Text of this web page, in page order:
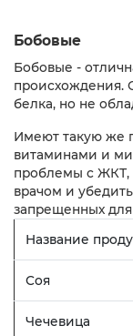
Бобовые
Бобовые -
происхождения.
белка, но не
Имеют такую же
витаминами и
проблемы с ЖКТ,
врачом и
запрещенных для
Название
Соя
Чечевица